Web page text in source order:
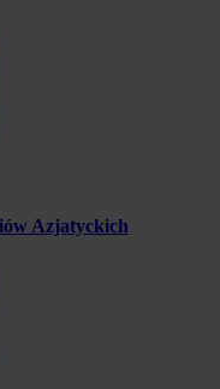
Azjatyckich